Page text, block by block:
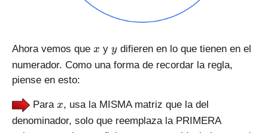
Ahora vemos que x
x y y
ydifieren en lo que tienen en el
numerador. Como una forma de recordar la regla,
piense en esto:
Para x
x, usa la MISMA matriz que la del
denominador, solo que reemplaza la PRIMERA